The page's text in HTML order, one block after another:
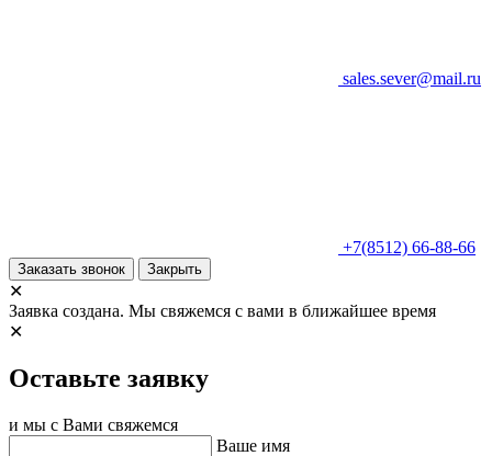
sales.sever@mail.ru
+7(8512) 66-88-66
Заказать звонок Закрыть
✕
Заявка создана. Мы свяжемся с вами в ближайшее время
✕
Оставьте заявку
и мы с Вами свяжемся
Ваше имя